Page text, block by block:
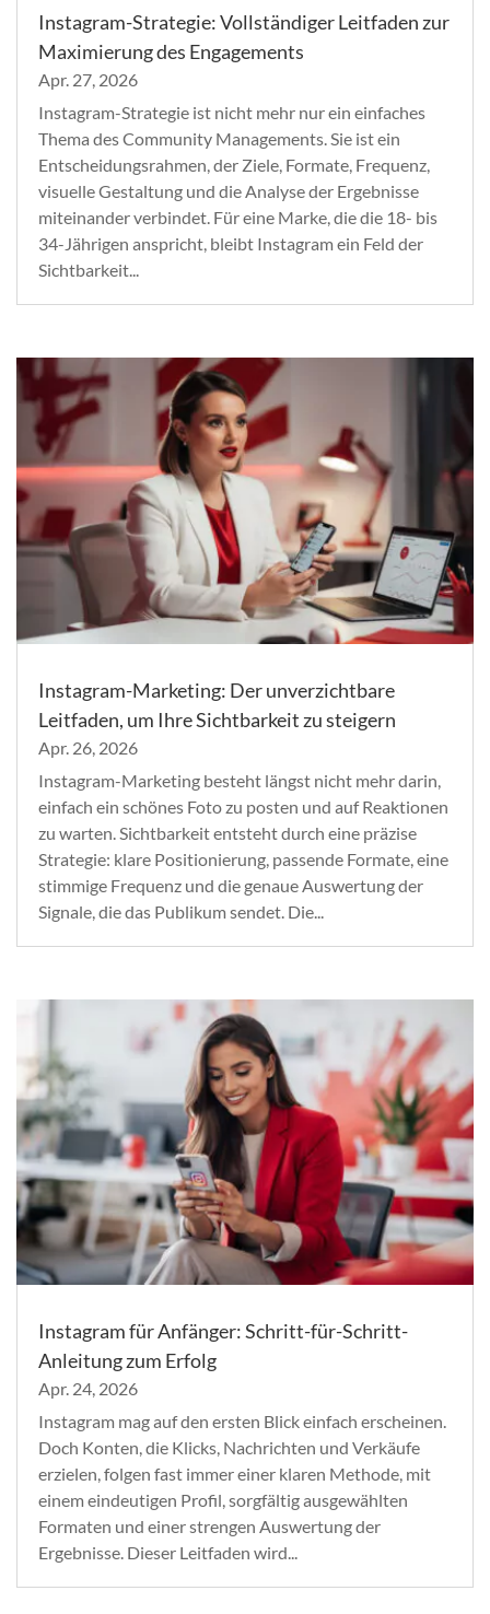
Instagram-Strategie: Vollständiger Leitfaden zur
Maximierung des Engagements
Apr. 27, 2026
Instagram-Strategie ist nicht mehr nur ein einfaches
Thema des Community Managements. Sie ist ein
Entscheidungsrahmen, der Ziele, Formate, Frequenz,
visuelle Gestaltung und die Analyse der Ergebnisse
miteinander verbindet. Für eine Marke, die die 18- bis
34-Jährigen anspricht, bleibt Instagram ein Feld der
Sichtbarkeit...
Instagram-Marketing: Der unverzichtbare
Leitfaden, um Ihre Sichtbarkeit zu steigern
Apr. 26, 2026
Instagram-Marketing besteht längst nicht mehr darin,
einfach ein schönes Foto zu posten und auf Reaktionen
zu warten. Sichtbarkeit entsteht durch eine präzise
Strategie: klare Positionierung, passende Formate, eine
stimmige Frequenz und die genaue Auswertung der
Signale, die das Publikum sendet. Die...
Instagram für Anfänger: Schritt-für-Schritt-
Anleitung zum Erfolg
Apr. 24, 2026
Instagram mag auf den ersten Blick einfach erscheinen.
Doch Konten, die Klicks, Nachrichten und Verkäufe
erzielen, folgen fast immer einer klaren Methode, mit
einem eindeutigen Profil, sorgfältig ausgewählten
Formaten und einer strengen Auswertung der
Ergebnisse. Dieser Leitfaden wird...